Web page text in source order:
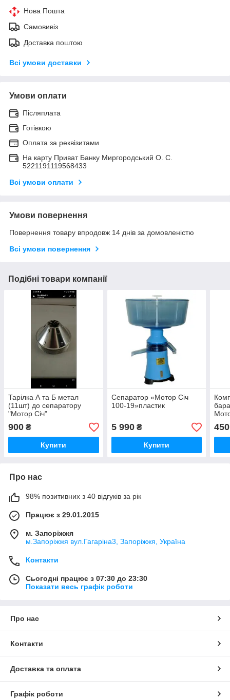
Нова Пошта
Самовивіз
Доставка поштою
Всі умови доставки
Умови оплати
Післяплата
Готівкою
Оплата за реквізитами
На карту Приват Банку Миргородський О. С.
5221191119568433
Всі умови оплати
Умови повернення
Повернення товару впродовж 14 днів за домовленістю
Всі умови повернення
Подібні товари компанії
Тарілка А та Б метал
(11шт) до сепаратору
"Мотор Січ"
900 ₴
Купити
Сепаратор «Мотор Січ
100-19»пластик
5 990₴
Купити
450
Про нас
98% позитивних з 40 відгуків за рік
Працює з 29.01.2015
м. Запоріжжя
м.Запоріжжя вул.Гагаріна3, Запоріжжя, Україна
Контакти
Сьогодні працює з 07:30 до 23:30
Показати весь графік роботи
Про нас
Контакти
Доставка та оплата
Графік роботи